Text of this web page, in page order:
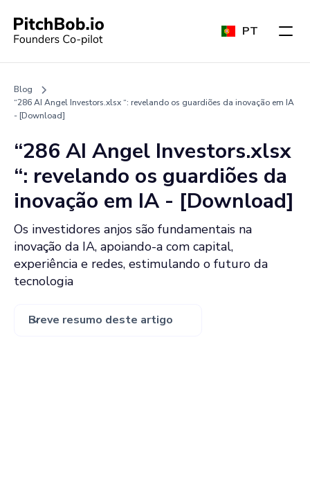
PT
Blog
“286 AI Angel Investors.xlsx “: revelando os guardiões da inovação em IA
- [Download]
“286 AI Angel Investors.xlsx
“: revelando os guardiões da
inovação em IA - [Download]
Os investidores anjos são fundamentais na
inovação da IA, apoiando-a com capital,
experiência e redes, estimulando o futuro da
tecnologia
Breve resumo deste artigo